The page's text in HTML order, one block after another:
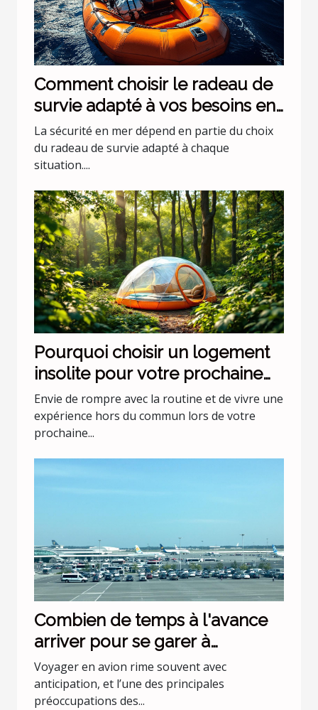
Comment choisir le radeau de
survie adapté à vos besoins en
mer ?
La sécurité en mer dépend en partie du choix
du radeau de survie adapté à chaque
situation....
Pourquoi choisir un logement
insolite pour votre prochaine
escapade ?
Envie de rompre avec la routine et de vivre une
expérience hors du commun lors de votre
prochaine...
Combien de temps à l'avance
arriver pour se garer à
l'aéroport Lyon Saint Exupéry ?
Voyager en avion rime souvent avec
anticipation, et l’une des principales
préoccupations des...